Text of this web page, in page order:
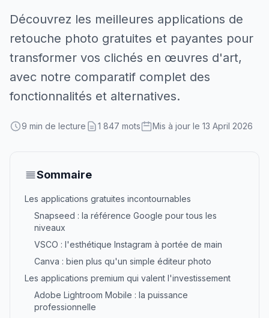
Découvrez les meilleures applications de
retouche photo gratuites et payantes pour
transformer vos clichés en œuvres d'art,
avec notre comparatif complet des
fonctionnalités et alternatives.
9 min de lecture 1 847 mots Mis à jour le 13 April 2026
Sommaire
Les applications gratuites incontournables
Snapseed : la référence Google pour tous les
niveaux
VSCO : l'esthétique Instagram à portée de main
Canva : bien plus qu'un simple éditeur photo
Les applications premium qui valent l'investissement
Adobe Lightroom Mobile : la puissance
professionnelle